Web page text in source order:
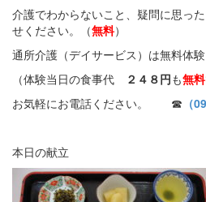
介護でわからないこと、疑問に思っ
せください。（無料）
通所介護（デイサービス）は無料体験
（体験当日の食事代
２４８円も無料
お気軽にお電話ください。 ☎ （
本日の献立